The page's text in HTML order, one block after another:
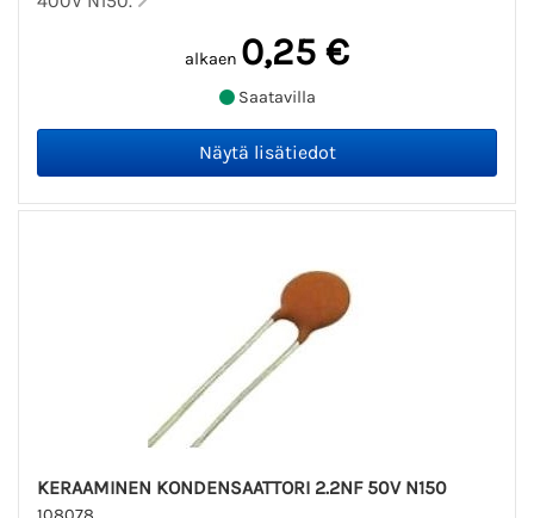
alkaen 0,25 €
Saatavilla
KERAAMINEN KONDENSAATTORI 2.2NF 50V N150